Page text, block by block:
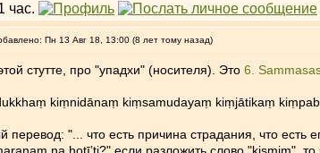
Пн 13 Авг 18, 13:00 (8 лет тому назад)
стутте, про "упадхи" (носителя). Это 6.
kiṃnidānaṃ kiṃsamudayaṃ kiṃjātikaṃ
перевод: "... что есть причина страдания, что есть